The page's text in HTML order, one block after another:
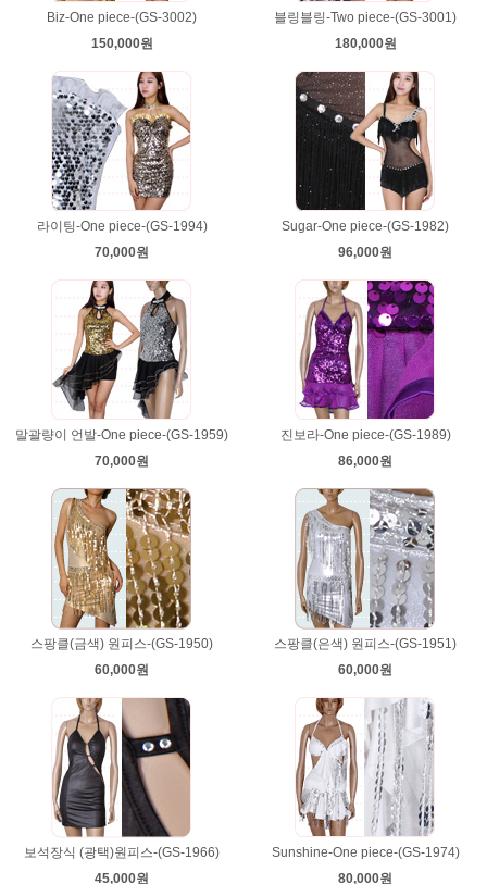
Biz-One piece-(GS-3002)
150,000원
블링블링-Two piece-(GS-3001)
180,000원
라이팅-One piece-(GS-1994)
70,000원
Sugar-One piece-(GS-1982)
96,000원
말괄량이 언발-One piece-(GS-1959)
70,000원
진보라-One piece-(GS-1989)
86,000원
스팡클(금색) 원피스-(GS-1950)
60,000원
스팡클(은색) 원피스-(GS-1951)
60,000원
보석장식 (광택)원피스-(GS-1966)
45,000원
Sunshine-One piece-(GS-1974)
80,000원